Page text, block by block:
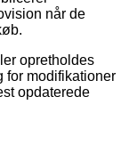
når de
opretholdes
for modifikationer
opdaterede